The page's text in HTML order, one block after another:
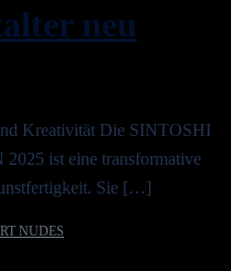
neu
Kreativität Die SINTOSHI
ist eine transformative
Sie […]
NUDES